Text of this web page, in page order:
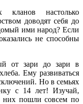
кланов настолько
доводят себя до
ими народ? Если
не способны
от зари до зари в
Ему развиваться
Но в семьях
с 14 лет! Изучай,
них пошли совсем по